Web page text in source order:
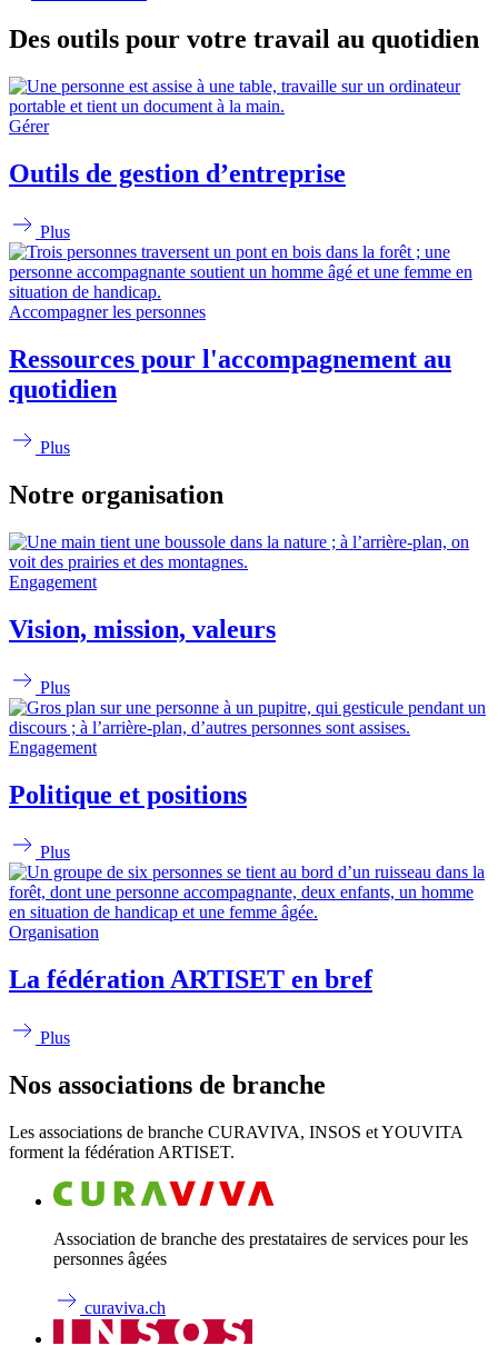
Des outils pour votre travail au quotidien
Gérer
Outils de gestion d’entreprise
Plus
Accompagner les personnes
Ressources pour l'accompagnement au
quotidien
Plus
Notre organisation
Engagement
Vision, mission, valeurs
Plus
Engagement
Politique et positions
Plus
Organisation
La fédération ARTISET en bref
Plus
Nos associations de branche
Les associations de branche CURAVIVA, INSOS et YOUVITA
forment la fédération ARTISET.
Association de branche des prestataires de services pour les
personnes âgées
curaviva.ch